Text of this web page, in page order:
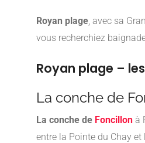
Royan plage, avec sa
vous recherchiez
Royan plage –
La conche de
La conche de Foncillon à
entre la Pointe du Chay